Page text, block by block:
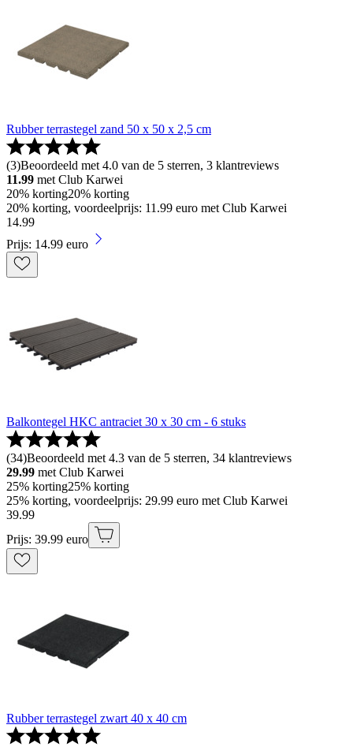
Rubber terrastegel zand 50 x 50 x 2,5 cm
(3)Beoordeeld met 4.0 van de 5 sterren, 3 klantreviews
11.99 met Club Karwei
20% korting20% korting
20% korting, voordeelprijs: 11.99 euro met Club Karwei
14.99
Prijs: 14.99 euro
Balkontegel HKC antraciet 30 x 30 cm - 6 stuks
(34)Beoordeeld met 4.3 van de 5 sterren, 34 klantreviews
29.99 met Club Karwei
25% korting25% korting
25% korting, voordeelprijs: 29.99 euro met Club Karwei
39.99
Prijs: 39.99 euro
Rubber terrastegel zwart 40 x 40 cm